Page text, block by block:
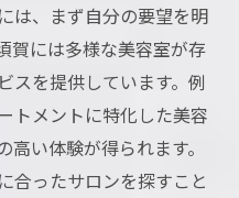
は、まず自分の要望を明
賀には多様な美容室が存
スを提供しています。例
トメントに特化した美容
い体験が得られます。
合ったサロンを探すこと